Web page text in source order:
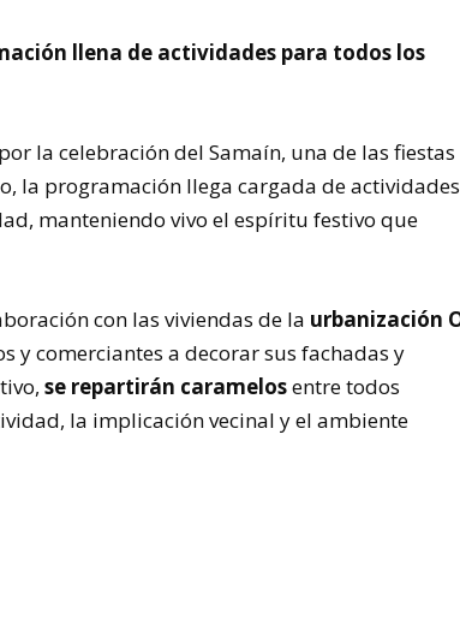
llena de actividades para todos los
la celebración del Samaín, una de las fiestas
la programación llega cargada de actividades
manteniendo vivo el espíritu festivo que
con las viviendas de la urbanización
y comerciantes a decorar sus fachadas y
se repartirán caramelosentre todos
la implicación vecinal y el ambiente